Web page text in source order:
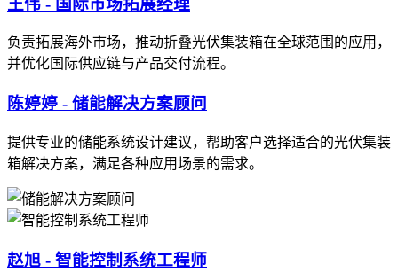
负责拓展海外市场，推动折叠光伏集装箱在全球范围的应用，
并优化国际供应链与产品交付流程。
陈婷婷 - 储能解决方案顾问
提供专业的储能系统设计建议，帮助客户选择适合的光伏集装
箱解决方案，满足各种应用场景的需求。
赵旭 - 智能控制系统工程师